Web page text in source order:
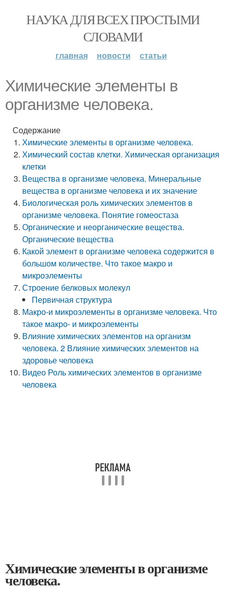
НАУКА ДЛЯ ВСЕХ ПРОСТЫМИ
СЛОВАМИ
главная новости статьи
Химические элементы в
организме человека.
Содержание
Химические элементы в организме человека.
Химический состав клетки. Химическая организация
клетки
Вещества в организме человека. Минеральные
вещества в организме человека и их значение
Биологическая роль химических элементов в
организме человека. Понятие гомеостаза
Органические и неорганические вещества.
Органические вещества
Какой элемент в организме человека содержится в
большом количестве. Что такое макро и
микроэлементы
Строение белковых молекул
Первичная структура
Макро-и микроэлементы в организме человека. Что
такое макро- и микроэлементы
Влияние химических элементов на организм
человека. 2 Влияние химических элементов на
здоровье человека
Видео Роль химических элементов в организме
человека
Химические элементы в организме
человека.